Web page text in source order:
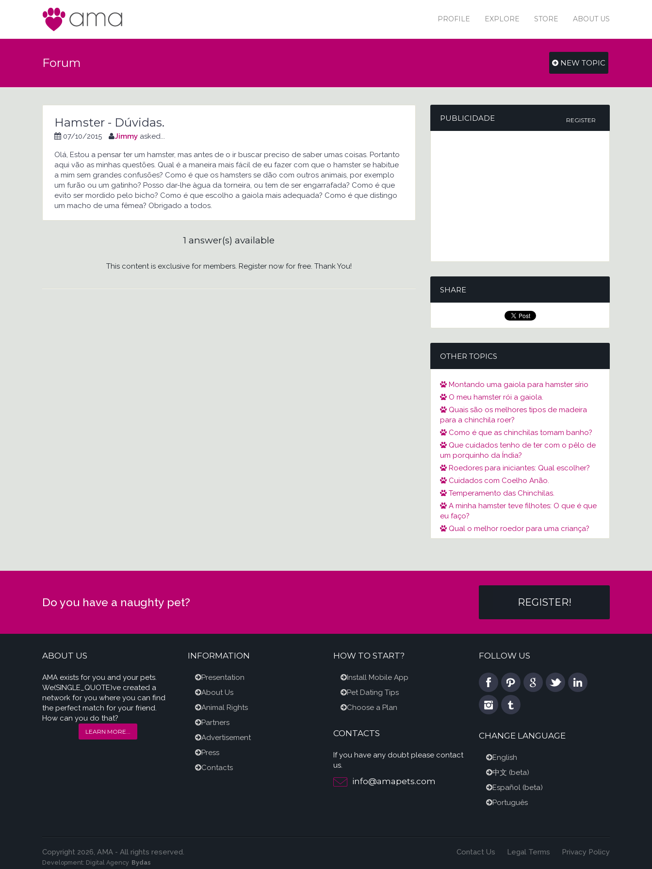
PROFILE EXPLORE STORE ABOUT US
Forum NEW TOPIC
Hamster - Dúvidas.
07/10/2015 Jimmy asked...
Olá, Estou a pensar ter um hamster, mas antes de o ir buscar preciso de saber umas coisas. Portanto
aqui vão as minhas questões. Qual é a maneira mais fácil de eu fazer com que o hamster se habitue
a mim sem grandes confusões? Como é que os hamsters se dão com outros animais, por exemplo
um furão ou um gatinho? Posso dar-lhe àgua da torneira, ou tem de ser engarrafada? Como é que
evito ser mordido pelo bicho? Como é que escolho a gaiola mais adequada? Como é que distingo
um macho de uma fêmea? Obrigado a todos.
1 answer(s) available
This content is exclusive for members. Register now for free. Thank You!
REGISTER
PUBLICIDADE
SHARE
OTHER TOPICS
Montando uma gaiola para hamster sírio
O meu hamster rói a gaiola.
Quais são os melhores tipos de madeira
para a chinchila roer?
Como é que as chinchilas tomam banho?
Que cuidados tenho de ter com o pêlo de
um porquinho da Índia?
Roedores para iniciantes: Qual escolher?
Cuidados com Coelho Anão.
Temperamento das Chinchilas.
A minha hamster teve filhotes: O que é que
eu faço?
Qual o melhor roedor para uma criança?
Do you have a naughty pet? REGISTER!
ABOUT US
AMA exists for you and your pets.
We(SINGLE_QUOTE)ve created a
network for you where you can find
the perfect match for your friend.
How can you do that?
LEARN MORE...
INFORMATION
Presentation
About Us
Animal Rights
Partners
Advertisement
Press
Contacts
HOW TO START?
Install Mobile App
Pet Dating Tips
Choose a Plan
CONTACTS
If you have any doubt please contact
us.
info@amapets.com
FOLLOW US
CHANGE LANGUAGE
English
中文 (beta)
Español (beta)
Português
Copyright 2026, AMA - All rights reserved.
Development: Digital Agency Bydas
Contact Us Legal Terms Privacy Policy